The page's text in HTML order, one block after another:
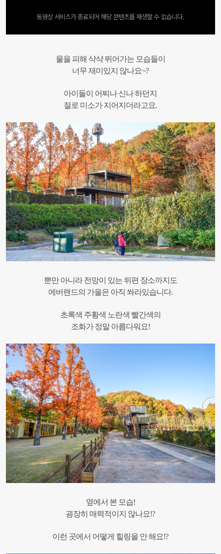
동영상 서비스가 종료되어 해당 콘텐츠를 재생할 수 없습니다.
물을 피해 샥샥 뛰어가는 모습들이
너무 재미있지 않나요~?
아이들이 어찌나 신나 하던지
절로 미소가 지어지더라고요.
뿐만 아니라 전망이 있는 뒤편 장소까지도
에버랜드의 가을은 아직 쏴라있습니다.
초록색 주황색 노란색 빨간색의
조화가 정말 아름다워요!
옆에서 본 모습!
굉장히 매력적이지 않나요!?
이런 곳에서 어떻게 힐링을 안 해요!?